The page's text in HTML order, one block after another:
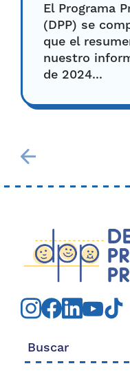
El Programa
(DPP) se
que el
nuestro
de 2024...
Buscar: